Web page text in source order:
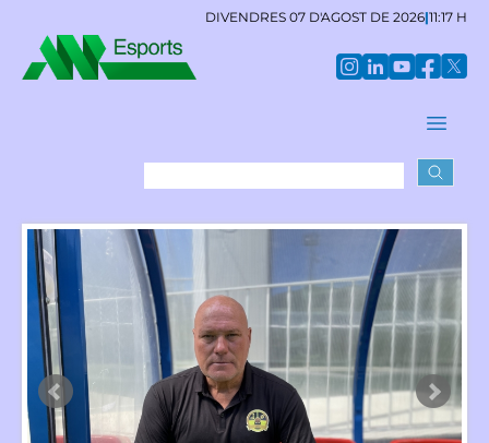
DIVENDRES 07 D'AGOST DE 2026|11:17 H